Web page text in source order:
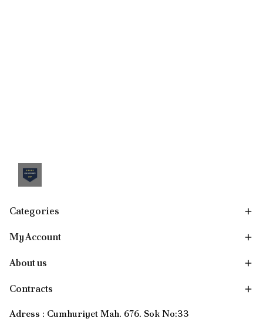
Categories
My Account
About us
Contracts
Adress : Cumhuriyet Mah. 676. Sok No:33